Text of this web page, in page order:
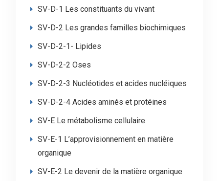
SV-D-1 Les constituants du vivant
SV-D-2 Les grandes familles biochimiques
SV-D-2-1- Lipides
SV-D-2-2 Oses
SV-D-2-3 Nucléotides et acides nucléiques
SV-D-2-4 Acides aminés et protéines
SV-E Le métabolisme cellulaire
SV-E-1 L’approvisionnement en matière
organique
SV-E-2 Le devenir de la matière organique